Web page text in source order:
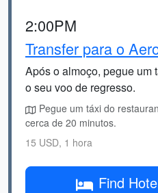
2:00PM
Transfer para o
Após o almoço, pegue um
o seu voo de regresso.
Pegue um táxi do
cerca de 20 minutos.
15 USD, 1 hora
Find